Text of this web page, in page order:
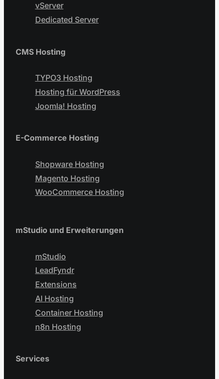
vServer
Dedicated Server
CMS Hosting
TYPO3 Hosting
Hosting für WordPress
Joomla! Hosting
E-Commerce Hosting
Shopware Hosting
Magento Hosting
WooCommerce Hosting
mStudio und Erweiterungen
mStudio
LeadFyndr
Extensions
AI Hosting
Container Hosting
n8n Hosting
Services